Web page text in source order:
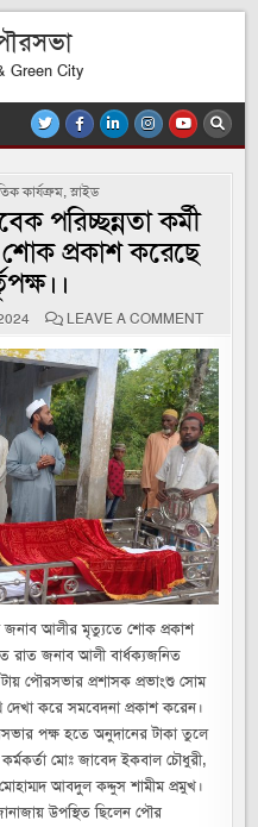
Green City
কার্যক্রম,স্লাইড
পরিচ্ছন্নতা কর্মী
প্রকাশ করেছে
LEAVE A COMMENTON
পৌরসভার
সাবেক
পরিচ্ছন্নতা
কর্মী
জনাব
আলীর
মৃত‍্যুতে
শোক
প্রকাশ
করেছে
পৌর
কর্তৃপক্ষ।।
জনাব আলীর মৃত‍্যুতে শোক প্রকাশ
রাত জনাব আলী বার্ধক‍্যজনিত
পৌরসভার প্রশাসক প্রভাংশু সোম
দেখা করে সমবেদনা প্রকাশ করেন।
পক্ষ হতে অনুদানের টাকা তুলে
মোঃ জাবেদ ইকবাল চৌধুরী,
আবদুল কদ্দুস শামীম প্রমুখ।
উপস্থিত ছিলেন পৌর